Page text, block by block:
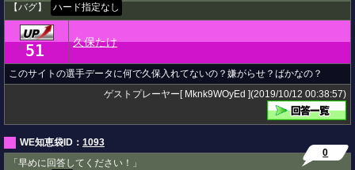
【バグ】
ハード指定なし
★ 51 久保たけ
このサイトの選手データに何で久保入れてないの？嫌がらせ？ばかなの？
ゲストプレーヤー[ Mknk9WOyEd ](2019/10/12 00:38:57)
WE知恵袋ID： 1093
「早めに回答してください！」
0